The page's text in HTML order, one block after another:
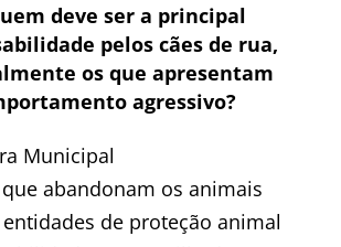
deve ser a principal
pelos cães de rua,
os que apresentam
agressivo?
Municipal
abandonam os animais
entidades de proteção animal